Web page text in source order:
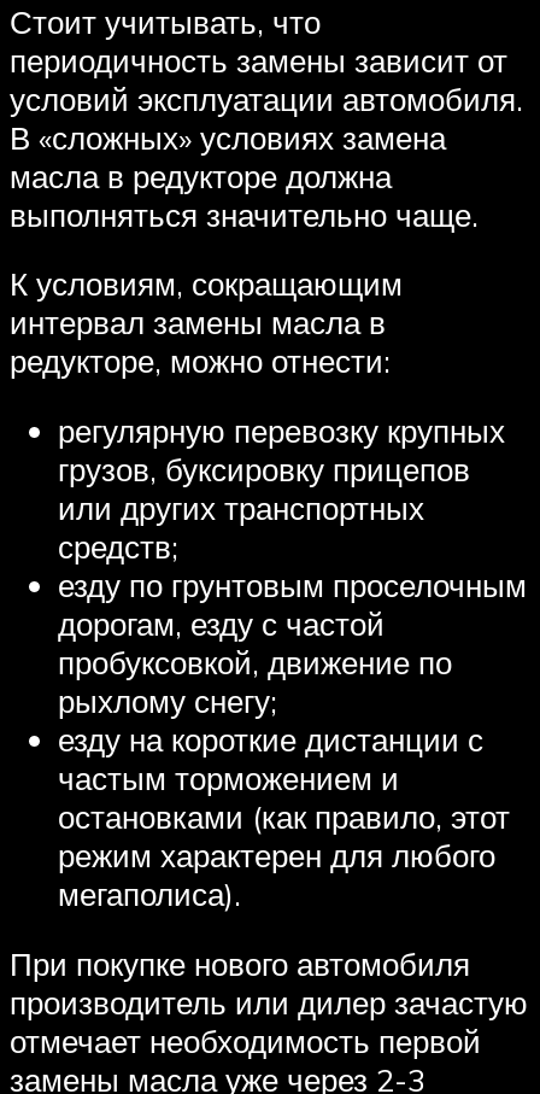
Стоит учитывать, что
периодичность замены зависит от
условий эксплуатации автомобиля.
В «сложных» условиях замена
масла в редукторе должна
выполняться значительно чаще.
К условиям, сокращающим
интервал замены масла в
редукторе, можно отнести:
регулярную перевозку крупных
грузов, буксировку прицепов
или других транспортных
средств;
езду по грунтовым проселочным
дорогам, езду с частой
пробуксовкой, движение по
рыхлому снегу;
езду на короткие дистанции с
частым торможением и
остановками (как правило, этот
режим характерен для любого
мегаполиса).
При покупке нового автомобиля
производитель или дилер зачастую
отмечает необходимость первой
замены масла уже через 2-3